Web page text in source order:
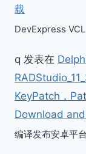
载
DevExpress
q 发表在
KeyPatch，
Download
编译发布安卓平